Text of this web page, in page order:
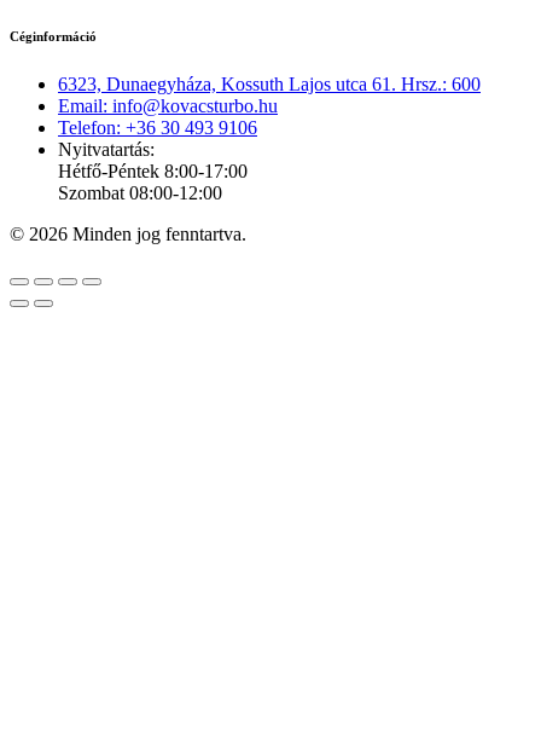
Céginformáció
6323, Dunaegyháza, Kossuth Lajos utca 61. Hrsz.: 600
Email: info@kovacsturbo.hu
Telefon: +36 30 493 9106
Nyitvatartás:
Hétfő-Péntek 8:00-17:00
Szombat 08:00-12:00
© 2026 Minden jog fenntartva.